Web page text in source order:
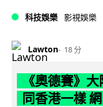
科技娛樂 影視娛樂
Lawton 18 分
《奧德賽》
同香港一樣